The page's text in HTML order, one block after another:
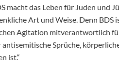
macht das Leben für Juden und
Art und Weise. Denn BDS
Agitation mitverantwortlich
antisemitische Sprüche,
ist.“